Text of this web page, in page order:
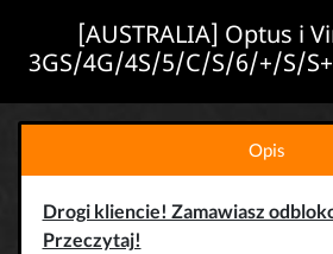
[AUSTRALIA] Optus i
3GS/4G/4S/5/C/S/6/+/S/
Opis
Drogi kliencie! Zamawiasz
Przeczytaj!